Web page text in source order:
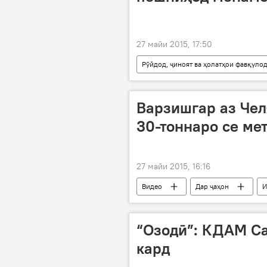
27 майи 2015, 17:50
Рӯйдод, ҷиноят ва ҳолатҳои
Дар ҷаҳон
Иҷтимоъ
нашъаҷаллобӣ дар Афғонистон
Варзишгар аз
30-тоннаро се
27 майи 2015, 16:16
Видео Дар ҷаҳон
“Озодӣ”: КДАМ
кард